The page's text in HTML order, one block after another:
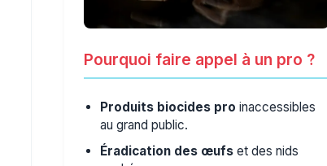
Pourquoi faire appel à un pro ?
Produits biocides pro inaccessibles
au grand public.
Éradication des œufs et des nids